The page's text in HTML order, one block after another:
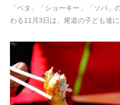
「ベタ」「ショーキー」「ソバ」
わる11月3日は、尾道の子ども達